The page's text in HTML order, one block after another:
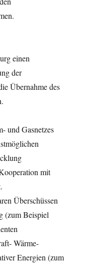
einen
der
Übernahme des
und Gasnetzes
mit
Überschüssen
(zum Beispiel
Wärme-
Energien (zum